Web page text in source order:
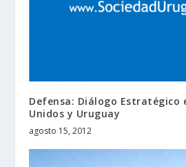
Defensa: Diálogo Estratégico
Unidos y Uruguay
agosto 15, 2012